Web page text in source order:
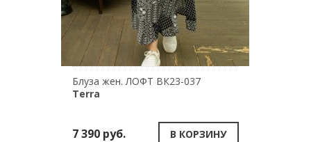
Блуза жен. ЛОФТ ВК23-037
Terra
7 390 руб. В КОРЗИНУ